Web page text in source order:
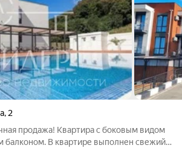
, 2
продажа! Квартира с боковым видом
балконом. В квартире выполнен свежий